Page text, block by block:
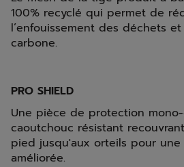
100% recyclé qui permet de
l’enfouissement des déchets
carbone.
PRO SHIELD
Une pièce de protection
caoutchouc résistant
pied jusqu'aux orteils pour
améliorée.